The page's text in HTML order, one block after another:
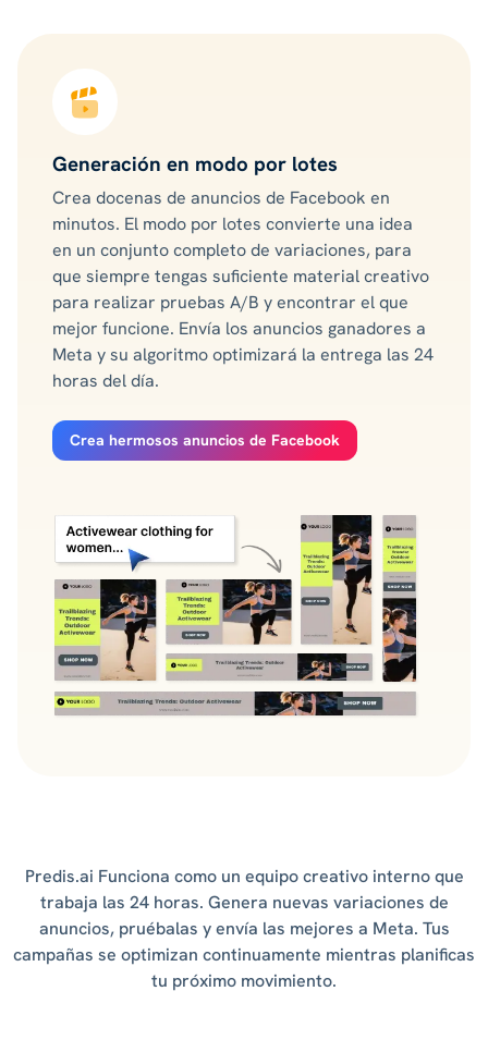
Generación en modo por lotes
Crea docenas de anuncios de Facebook en
minutos. El modo por lotes convierte una idea
en un conjunto completo de variaciones, para
que siempre tengas suficiente material creativo
para realizar pruebas A/B y encontrar el que
mejor funcione. Envía los anuncios ganadores a
Meta y su algoritmo optimizará la entrega las 24
horas del día.
Crea hermosos anuncios de Facebook
Predis.ai Funciona como un equipo creativo interno que
trabaja las 24 horas. Genera nuevas variaciones de
anuncios, pruébalas y envía las mejores a Meta. Tus
campañas se optimizan continuamente mientras planificas
tu próximo movimiento.